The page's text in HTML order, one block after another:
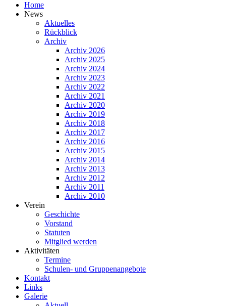
Home
News
Aktuelles
Rückblick
Archiv
Archiv 2026
Archiv 2025
Archiv 2024
Archiv 2023
Archiv 2022
Archiv 2021
Archiv 2020
Archiv 2019
Archiv 2018
Archiv 2017
Archiv 2016
Archiv 2015
Archiv 2014
Archiv 2013
Archiv 2012
Archiv 2011
Archiv 2010
Verein
Geschichte
Vorstand
Statuten
Mitglied werden
Aktivitäten
Termine
Schulen- und Gruppenangebote
Kontakt
Links
Galerie